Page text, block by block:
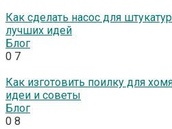
Как сделать насос для
лучших идей
Блог
0 7
Как изготовить поилку для
идеи и советы
Блог
0 8